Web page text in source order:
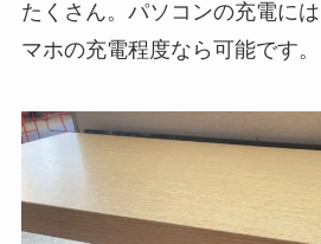
たくさん。パソコンの充電に
マホの充電程度なら可能です。